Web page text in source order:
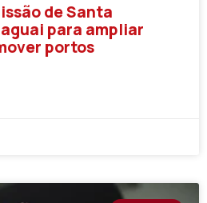
de Santa
para ampliar
portos